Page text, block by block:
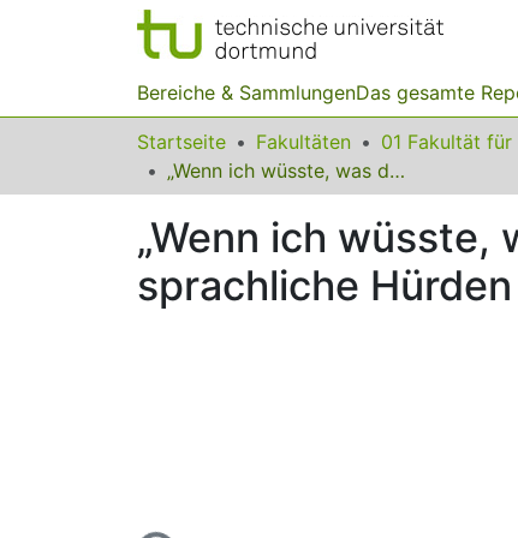
Bereiche & SammlungenDas gesamte
Startseite Fakultäten
„Wenn ich wüsste, was davon was ist…“ – konzeptuelle und sprachliche Hürden bei funktionalen Abhängigkeiten
„Wenn ich wüsste,
sprachliche